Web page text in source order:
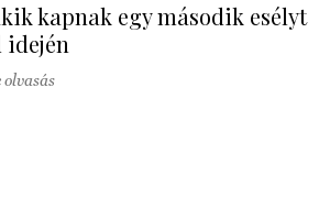
kapnak egy második esélyt
idején
olvasás